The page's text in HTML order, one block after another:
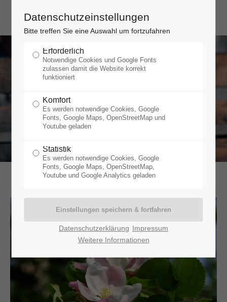
Datenschutzeinstellungen
Bitte treffen Sie eine Auswahl um fortzufahren
Erforderlich
Notwendige Cookies und Google Fonts
zulassen damit die Website korrekt
funktioniert
Komfort
Es werden notwendige Cookies, Google
Fonts, Google Maps, OpenStreetMap und
Youtube geladen
Statistik
Es werden notwendige Cookies, Google
Fonts, Google Maps, OpenStreetMap,
Youtube und Google Analytics geladen
Datenschutzerklärung
Impressum
Weitere Informationen